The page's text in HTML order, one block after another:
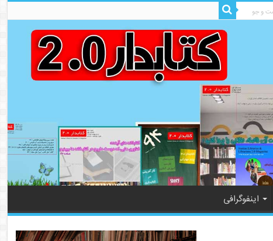
اینفوگرافی